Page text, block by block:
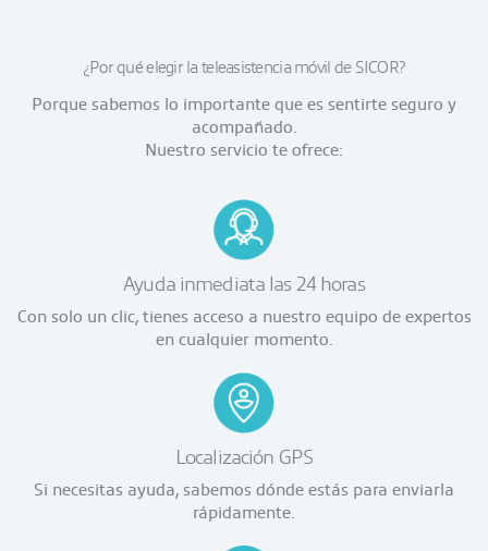
¿Por qué elegir la teleasistencia móvil de SICOR?
Porque sabemos lo importante que es sentirte seguro y
acompañado.
Nuestro servicio te ofrece:
Ayuda inmediata las 24 horas
Con solo un clic, tienes acceso a nuestro equipo de expertos
en cualquier momento.
Localización GPS
Si necesitas ayuda, sabemos dónde estás para enviarla
rápidamente.